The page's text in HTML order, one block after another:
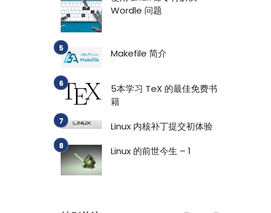
Wordle 问题
Makefile 简介
5本学习 TeX 的最佳免费书
籍
Linux 内核补丁提交初体验
Linux 的前世今生 – 1